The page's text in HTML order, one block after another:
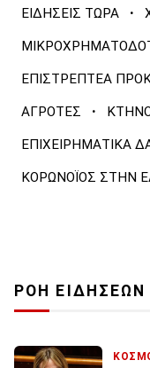
ΕΙΔΗΣΕΙΣ ΤΩΡΑ ·
ΕΠΙΣΤΡΕΠΤΕΑ
ΑΓΡΟΤΕΣ ·
ΕΠΙΧΕΙΡΗΜΑΤΙΚΑ
ΚΟΡΩΝΟΪΟΣ ΣΤΗΝ
ΡΟΗ ΕΙΔΗΣΕΩΝ